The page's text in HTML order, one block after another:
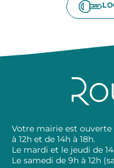
Votre mairie est
à 12h et de 14h à 18h.
Le mardi et le jeudi de
Le samedi de 9h à 12h